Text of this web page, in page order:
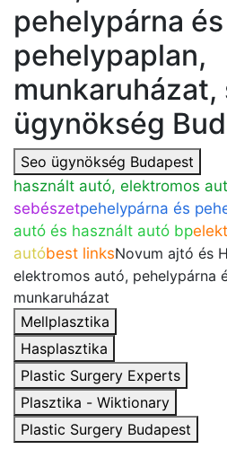
pehelypárna és
pehelypaplan,
munkaruházat,
ügynökség
Seo ügynökség Budapest
használt autó, elektromos
sebészetpehelypárna és
autó és használt autó bp
autóbest linksNovum ajtó és
elektromos autó, pehelypárna
munkaruházat
Mellplasztika
Hasplasztika
Plastic Surgery Experts
Plasztika - Wiktionary
Plastic Surgery Budapest